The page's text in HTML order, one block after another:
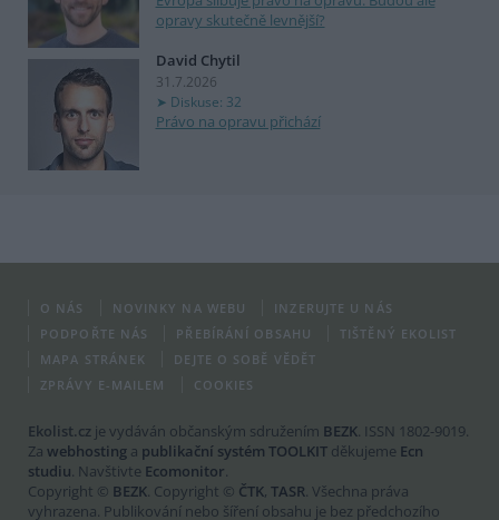
opravy skutečně levnější?
David Chytil
31.7.2026
Diskuse: 32
Právo na opravu přichází
O NÁS NOVINKY NA WEBU
INZERUJTE U NÁS
PODPOŘTE NÁS
PŘEBÍRÁNÍ OBSAHU
TIŠTĚNÝ EKOLIST
MAPA STRÁNEK
DEJTE O SOBĚ VĚDĚT
ZPRÁVY E-MAILEM
COOKIES
Ekolist.cz je vydáván občanským sdružením BEZK. ISSN 1802-9019.
Za webhosting a publikační systém TOOLKIT děkujeme Ecn
studiu. Navštivte Ecomonitor.
Copyright © BEZK. Copyright © ČTK, TASR. Všechna práva
vyhrazena. Publikování nebo šíření obsahu je bez předchozího